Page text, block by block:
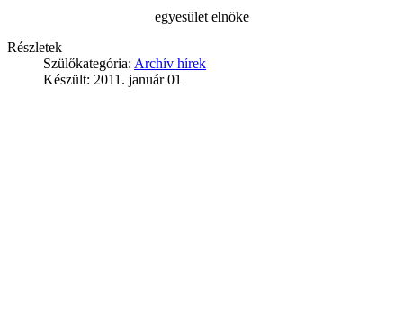
egyesület elnöke
Részletek
Szülőkategória: Archív hírek
Készült: 2011. január 01